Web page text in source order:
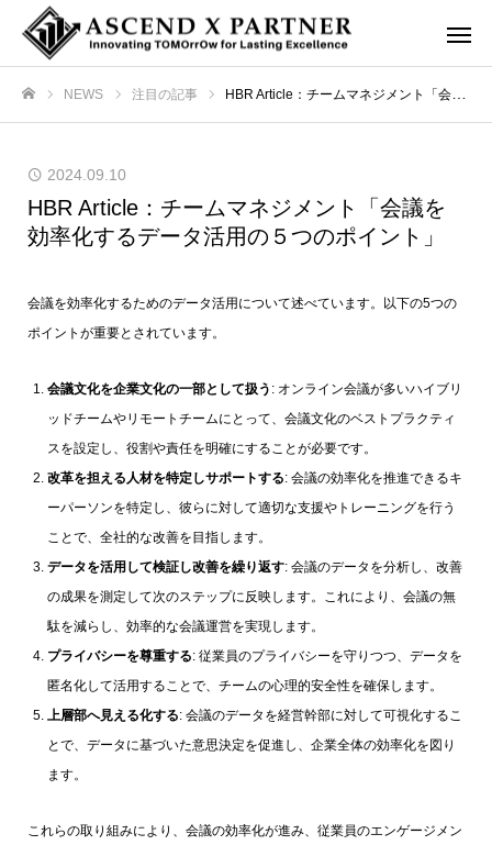
NEWS 注目の記事 HBR Article：チームマネジメント「会議を効率化するデータ活用の５つのポイント」
2024.09.10
HBR Article：チームマネジメント「会議を
効率化するデータ活用の５つのポイント」
会議を効率化するためのデータ活用について述べています。以下の5つの
ポイントが重要とされています。
会議文化を企業文化の一部として扱う : オンライン会議が多いハイブリ
ッドチームやリモートチームにとって、会議文化のベストプラクティ
スを設定し、役割や責任を明確にすることが必要です。
改革を担える人材を特定しサポートする: 会議の効率化を推進できるキ
ーパーソンを特定し、彼らに対して適切な支援やトレーニングを行う
ことで、全社的な改善を目指します。
データを活用して検証し改善を繰り返す: 会議のデータを分析し、改善
の成果を測定して次のステップに反映します。これにより、会議の無
駄を減らし、効率的な会議運営を実現します。
プライバシーを尊重する: 従業員のプライバシーを守りつつ、データを
匿名化して活用することで、チームの心理的安全性を確保します。
上層部へ見える化する: 会議のデータを経営幹部に対して可視化するこ
とで、データに基づいた意思決定を促進し、企業全体の効率化を図り
ます。
これらの取り組みにより、会議の効率化が進み、従業員のエンゲージメン